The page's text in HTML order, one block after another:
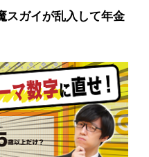
スガイが乱入して年金